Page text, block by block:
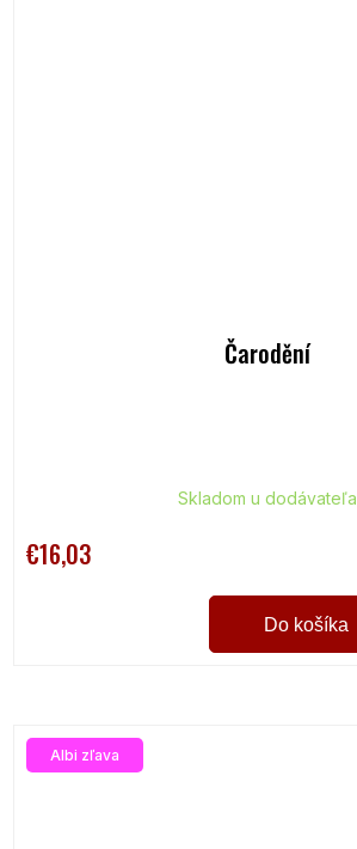
Čarodění
Skladom u dodávateľa
€16,03
Do košíka
Albi zľava